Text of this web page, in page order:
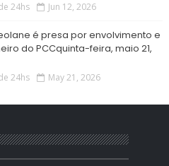
24hs Jun 12, 2026
é presa por envolvimento e
do PCCquinta-feira, maio 21,
24hs May 21, 2026